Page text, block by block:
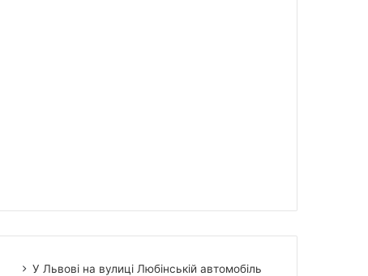
У Львові на вулиці Любінській автомобіль